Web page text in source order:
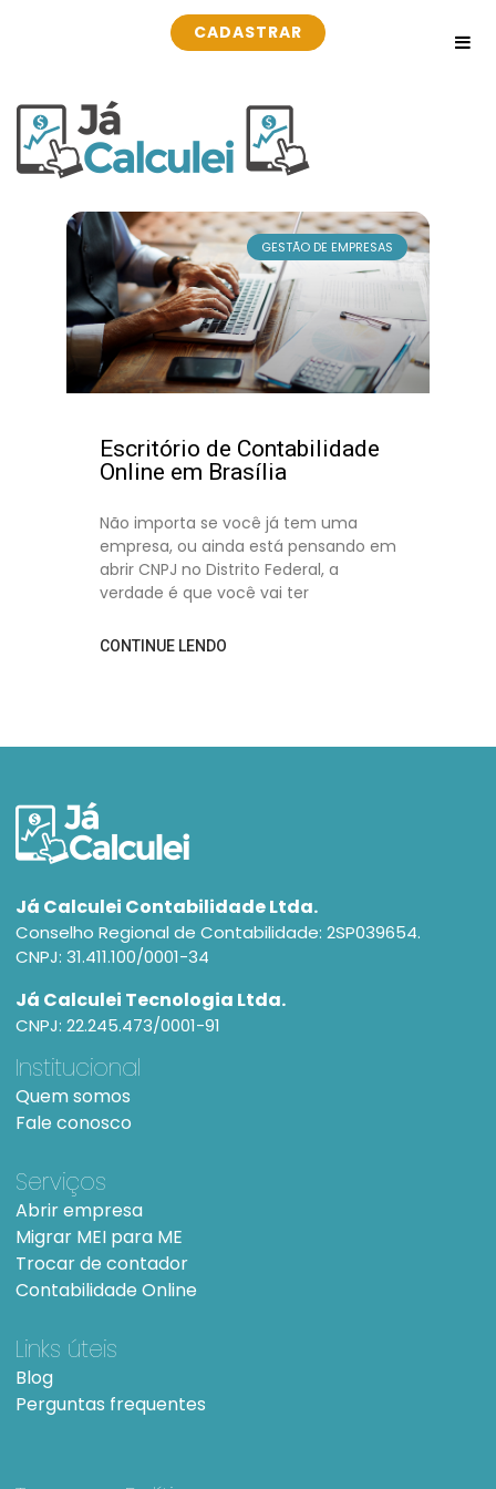
CADASTRAR
GESTÃO DE EMPRESAS
Escritório de Contabilidade
Online em Brasília
Não importa se você já tem uma
empresa, ou ainda está pensando em
abrir CNPJ no Distrito Federal, a
verdade é que você vai ter
CONTINUE LENDO
Já Calculei Contabilidade Ltda.
Conselho Regional de Contabilidade: 2SP039654.
CNPJ: 31.411.100/0001-34
Já Calculei Tecnologia Ltda.
CNPJ: 22.245.473/0001-91
Institucional
Quem somos
Fale conosco
Serviços
Abrir empresa
Migrar MEI para ME
Trocar de contador
Contabilidade Online
Links úteis
Blog
Perguntas frequentes